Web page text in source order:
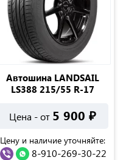
Автошина LANDSAIL
LS388 215/55 R-17
Цена - от 5 900 ₽
Цену и наличие уточняйте:
8-910-269-30-22